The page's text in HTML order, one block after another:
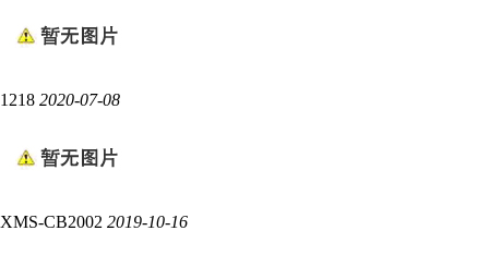
1218 2020-07-08
XMS-CB2002 2019-10-16